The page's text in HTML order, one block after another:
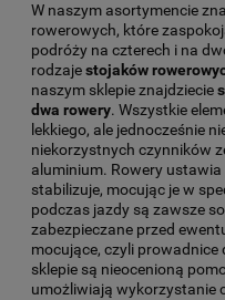
W naszym asortymencie
rowerowych, które
podróży na czterech i na
rodzajestojaków
naszym sklepie znajdziecie
dwa rowery. Wszystkie
lekkiego, ale jednocześnie
niekorzystnych czynników
aluminium. Rowery ustawia
stabilizuje, mocując je w
podczas jazdy są zawsze
zabezpieczane przed
mocujące, czyli
sklepie są nieocenioną
umożliwiają wykorzystanie